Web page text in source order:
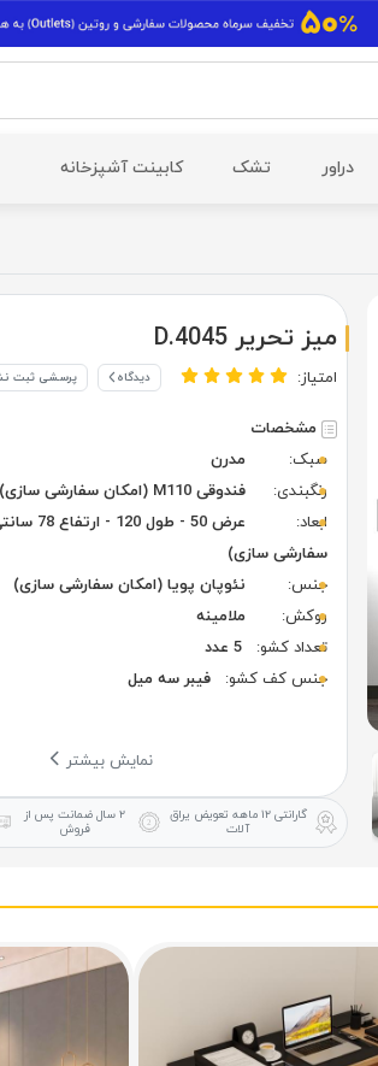
دراور تشک کابینت آشپزخانه
میز تحریر D.4045
امتیاز: دیدگاه پرسشی ثبت
مشخصات
سبک:
مدرن
رنگبندی:
فندوقی M110 (امکان سفارشی سازی)
ابعاد:
عرض 50 -
سفارشی سازی)
جنس:
نئوپان پویا (امکان سفارشی سازی)
روکش:
ملامینه
تعداد کشو:
5 عدد
جنس کف کشو:
فیبر سه میل
نمایش بیشتر
گارانتی ۱۲ ماهه
تعویض یراق
آلات
۲ سال ضمانت
پس از
فروش